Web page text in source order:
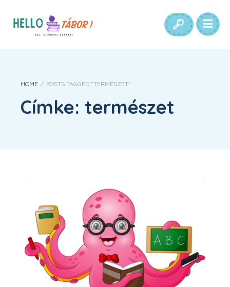
HOME / POSTS TAGGED "TERMÉSZET"
Címke: természet